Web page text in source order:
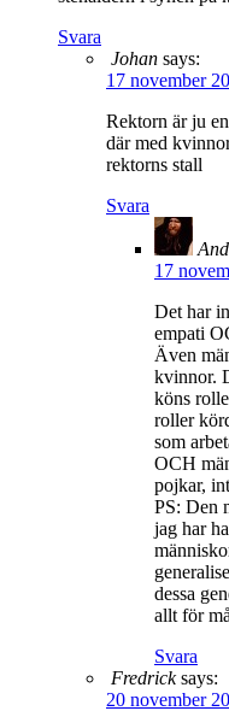
Svara
Johan says:
17 november
Rektorn är ju
där med
rektorns stall
Svara
17
Det har
empati
Även
kvinnor.
köns
roller
som
OCH
pojkar,
PS: Den
jag har
dessa
allt för
Svara
Fredrick says:
20 november